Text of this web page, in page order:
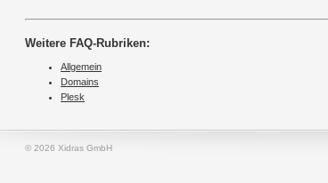
Weitere FAQ-Rubriken:
Allgemein
Domains
Plesk
© 2026 Xidras GmbH